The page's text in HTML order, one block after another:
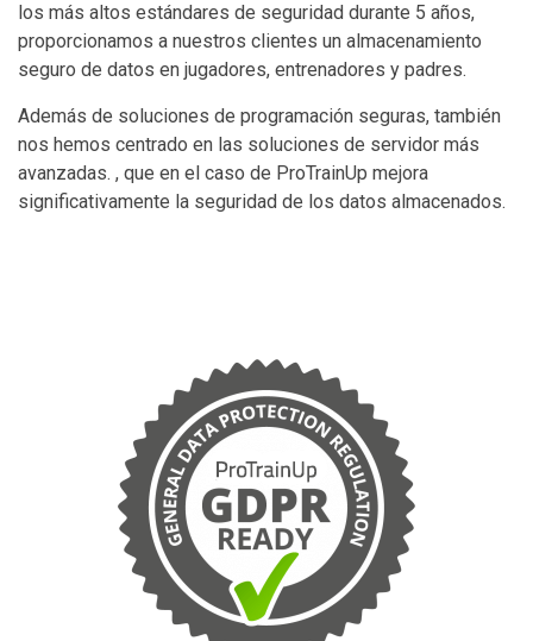
los más altos estándares de seguridad durante 5 años,
proporcionamos a nuestros clientes un almacenamiento
seguro de datos en jugadores, entrenadores y padres.
Además de soluciones de programación seguras, también
nos hemos centrado en las soluciones de servidor más
avanzadas. , que en el caso de ProTrainUp mejora
significativamente la seguridad de los datos almacenados.